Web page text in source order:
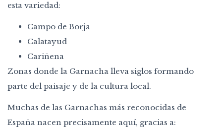
esta variedad:
Campo de Borja
Calatayud
Cariñena
Zonas donde la Garnacha lleva siglos formando
parte del paisaje y de la cultura local.
Muchas de las Garnachas más reconocidas de
España nacen precisamente aquí, gracias a: